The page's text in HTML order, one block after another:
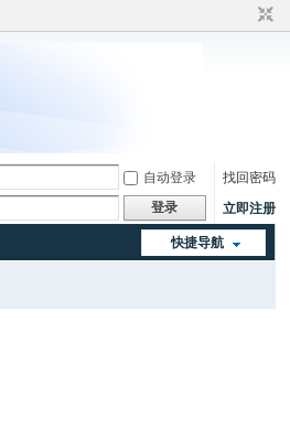
自动登录
找回密码
登录 立即注册
快捷导航